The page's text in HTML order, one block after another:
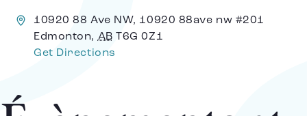
Address
10920 88 Ave NW, 10920 88ave nw #201
Edmonton, AB T6G 0Z1
Get Directions